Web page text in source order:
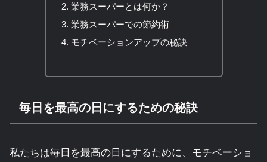
業務スーパーとは何か？
業務スーパーでの節約術
モチベーションアップの秘訣
毎日を最高の日にするための秘訣
私たちは毎日を最高の日にするために、モチベーショ